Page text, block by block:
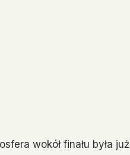
wokół finału była już